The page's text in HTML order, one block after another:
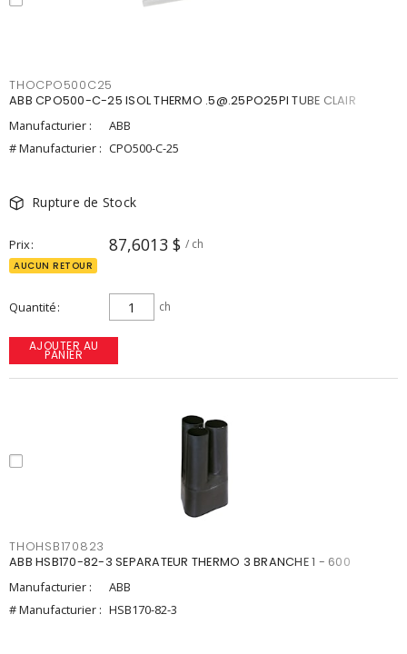
THOCPO500C25
ABB CPO500-C-25 ISOL THERMO .5@.25PO25PI TUBE CLAIR
Manufacturier :
ABB
# Manufacturier : CPO500-C-25
Rupture de Stock
Prix 87,6013 $ / ch
AUCUN RETOUR
Quantité ch
AJOUTER AU
PANIER
THOHSB170823
ABB HSB170-82-3 SEPARATEUR THERMO 3 BRANCHE 1 - 600
Manufacturier :
ABB
# Manufacturier : HSB170-82-3